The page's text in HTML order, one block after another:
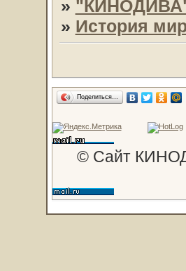
» "КИНОДИВА"
» История
Поделиться…
© Сайт